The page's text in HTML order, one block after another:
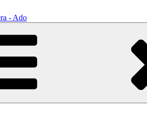
per capirle e imparare ad amarle